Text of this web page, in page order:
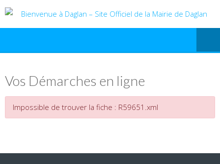
Vos Démarches en ligne
Impossible de trouver la fiche : R59651.xml